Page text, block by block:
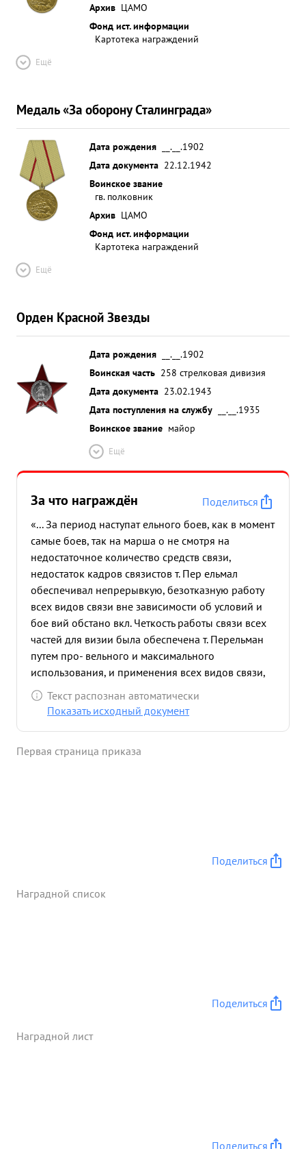
Архив ЦАМО
Фонд ист. информации
Картотека награждений
Ещё
Медаль «За оборону Сталинграда»
Дата рождения
__.__.1902
Дата документа 22.12.1942
Воинское звание
гв. полковник
Архив ЦАМО
Фонд ист. информации
Картотека награждений
Ещё
Орден Красной Звезды
Дата рождения
__.__.1902
Воинская часть 258 стрелковая дивизия
Дата документа 23.02.1943
Дата поступления на службу
__.__.1935
Воинское звание майор
Ещё
За что награждён
Поделиться
«... За период наступат ельного боев, как в момент
самые боев, так на марша о не смотря на
недостаточное количество средств связи,
недостаток кадров связистов т. Пер ельмал
обеспечивал непрерывкую, безотказную работу
всех видов связи вне зависимости об условий и
бое вий обстано вкл. Четкость работы связи всех
частей для визии была обеспечена т. Перельман
путем про- вельного и максимального
использования, и применения всех видов связи,
умелого использо вания трофейних средст в
связи чного контроля работы связи Бесп
все задачи. ...»
Текст распознан автоматически
Показать исходный документ
Первая страница приказа
Поделиться
Наградной список
Поделиться
Наградной лист
Поделиться